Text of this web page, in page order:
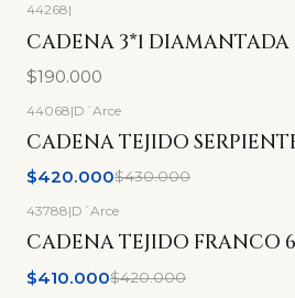
44268|
CADENA 3*1 DIAMANTADA
$190.000
-2% OFF
44068|D´Arce
CADENA TEJIDO
$420.000$430.000
-2%OFF
43788|D´Arce
CADENA TEJIDO FRANCO
$410.000$420.000